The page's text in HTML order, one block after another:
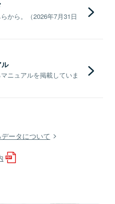
から。（2026年7月31日
ニュアルを掲載していま
ータについて